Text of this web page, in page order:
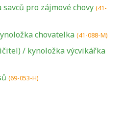
pro zájmové chovy (41-
chovatelka (41-088-M)
/ kynoložka výcvikářka
(69-053-H)
profesních kvalifikací.